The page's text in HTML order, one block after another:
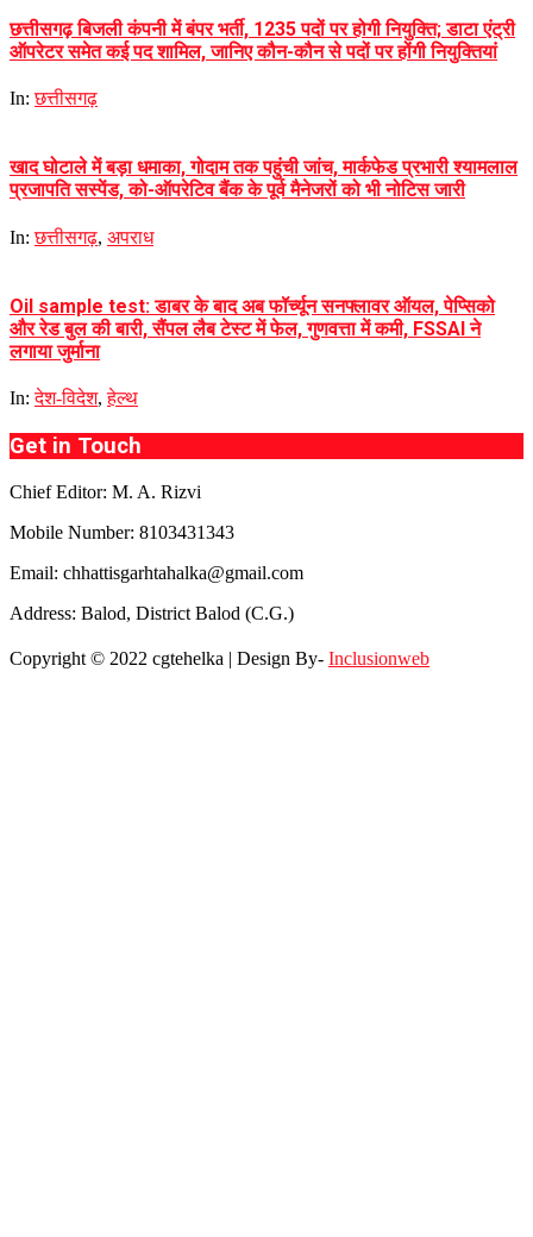
छत्तीसगढ़ बिजली कंपनी में बंपर भर्ती, 1235 पदों पर होगी नियुक्ति; डाटा एंट्री
ऑपरेटर समेत कई पद शामिल, जानिए कौन-कौन से पदों पर होंगी नियुक्तियां
In: छत्तीसगढ़
खाद घोटाले में बड़ा धमाका, गोदाम तक पहुंची जांच, मार्कफेड प्रभारी श्यामलाल
प्रजापति सस्पेंड, को-ऑपरेटिव बैंक के पूर्व मैनेजरों को भी नोटिस जारी
In: छत्तीसगढ़, अपराध
Oil sample test: डाबर के बाद अब फॉर्च्यून सनफ्लावर ऑयल, पेप्सिको
और रेड बुल की बारी, सैंपल लैब टेस्ट में फेल, गुणवत्ता में कमी, FSSAI ने
लगाया जुर्माना
In: देश-विदेश,हेल्थ
Get in Touch
Chief Editor: M. A. Rizvi
Mobile Number: 8103431343
Email: chhattisgarhtahalka@gmail.com
Address: Balod, District Balod (C.G.)
Copyright © 2022 cgtehelka | Design By- Inclusionweb